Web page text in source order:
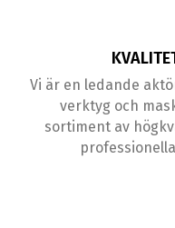
Vi är en ledande
verktyg och
sortiment av